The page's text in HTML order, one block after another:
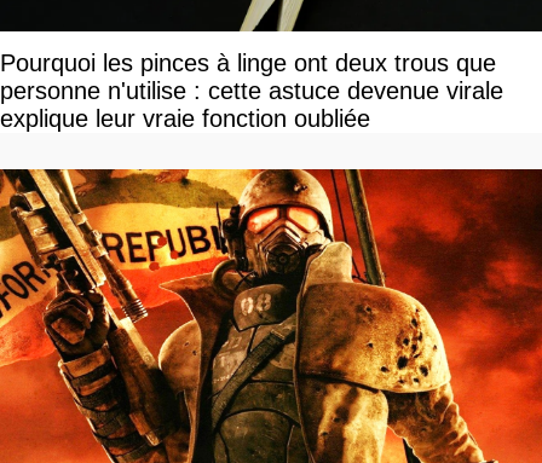
Pourquoi les pinces à linge ont deux trous que
personne n'utilise : cette astuce devenue virale
explique leur vraie fonction oubliée